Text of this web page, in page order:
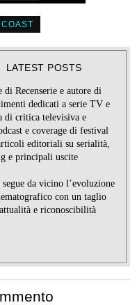
LATEST POSTS
Recenserie e autore di
dedicati a serie TV e
di critica televisiva e
e coverage di festival
editoriali su serialità,
e principali uscite
da vicino l’evoluzione
con un taglio
e riconoscibilità